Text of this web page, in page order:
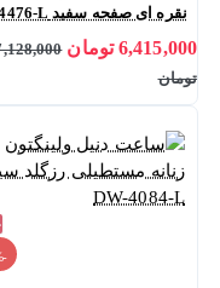
نقره ای صفحه سفید DW-4476-L
6,415,000 تومان
تومان
-10%